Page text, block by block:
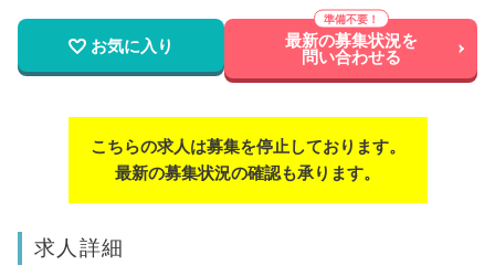
お気に入り 最新の募集状況を
問い合わせる
こちらの求人は募集を停止しております。
最新の募集状況の確認も承ります。
求人詳細